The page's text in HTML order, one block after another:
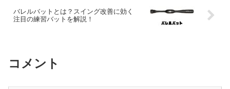
バレルバットとは？スイング改善に効く
注目の練習バットを解説！
コメント